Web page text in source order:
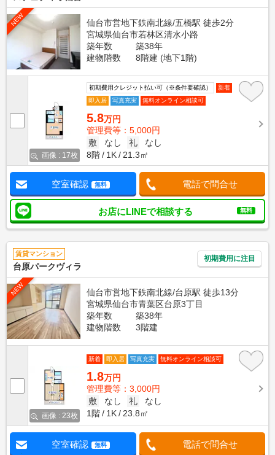
NEW
仙台市営地下鉄南北線/五橋駅 徒歩2分
宮城県仙台市若林区清水小路
築年数
築38年
建物階数
8階建 (地下1階)
画像 : 17枚
初期費用クレジット払い可（※条件要確認）
新着
即入居
写真充実 無料オンライン相談可
5.8万円
管理費等：5,000円
敷
なし 礼
なし
8階
1K 21.3㎡
空室確認 無料 電話で問合せ
お店にLINEで相談する 無料
賃貸マンション
台原パークヴィラ
初期費用に注目
NEW
仙台市営地下鉄南北線/台原駅 徒歩13分
宮城県仙台市青葉区台原3丁目
築年数
築38年
建物階数
3階建
画像 : 23枚
新着 即入居 写真充実 無料オンライン相談可
1.8万円
管理費等：3,000円
敷
なし 礼
なし
1階
1K 23.8㎡
空室確認 無料 電話で問合せ